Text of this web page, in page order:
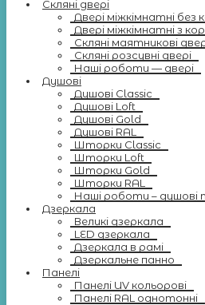
Скляні двері
Двері міжкімнатні без
Двері міжкімнатні з
Скляні маятникові
Скляні розсувні двері
Наші роботи — двері
Душові
Душові Classic
Душові Loft
Душові Gold
Душові RAL
Шторки Classic
Шторки Loft
Шторки Gold
Шторки RAL
Наші роботи –
Дзеркала
Великі дзеркала
LED дзеркала
Дзеркала в рамі
Дзеркальне панно
Панелі
Панелі UV кольорові
Панелі RAL однотонні